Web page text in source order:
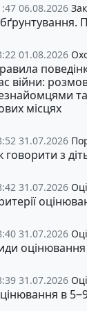
06.08.2026
01.08.2026
війни:
місцях
31.07.2026
говорити з
31.07.2026
31.07.2026
оцінювання
31.07.2026
в